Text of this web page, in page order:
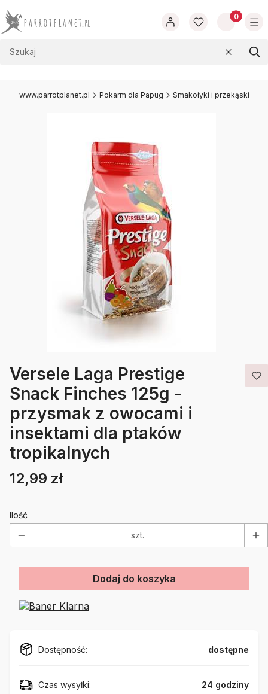
Produkty
Wyczyść
www.parrotplanet.pl Pokarm dla Papug Smakołyki i przekąski dla
Versele Laga Prestige
Snack Finches 125g -
przysmak z owocami i
insektami dla ptaków
tropikalnych
Etykiety
Cena
12,99 zł
Ilość
szt.
Dodaj do koszyka
Dostępność: dostępne
Czas wysyłki: 24 godziny